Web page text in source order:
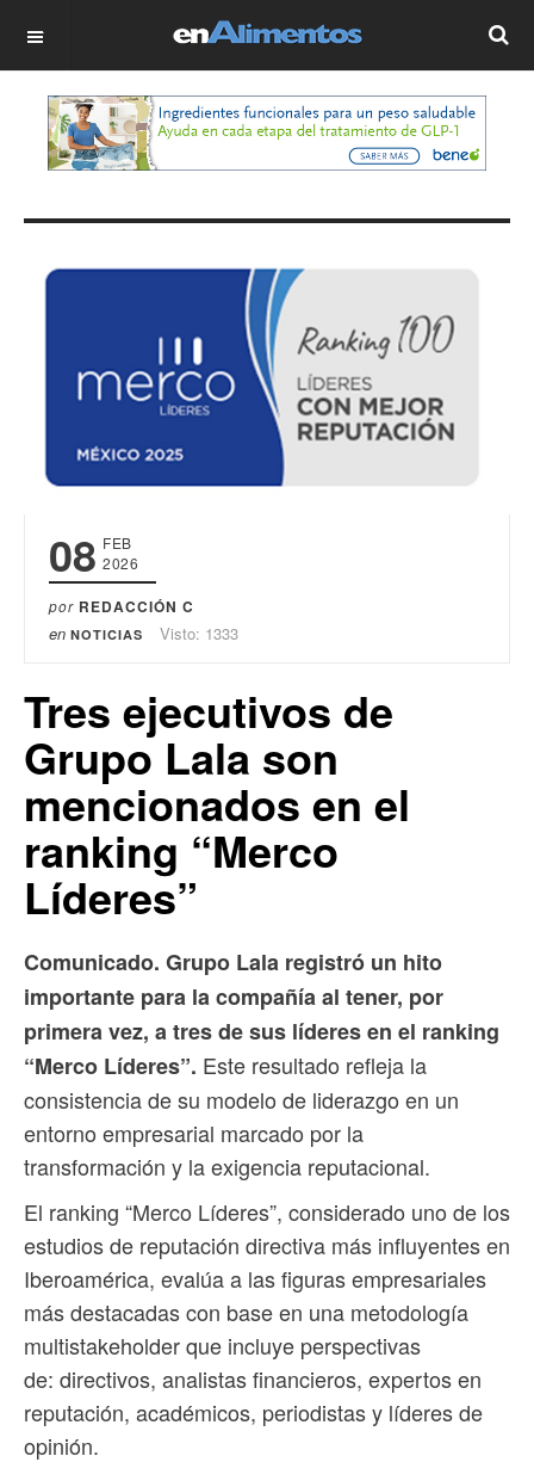
OFF CANVAS
08 FEB
2026
por REDACCIÓN C
en NOTICIAS Visto: 1333
Tres ejecutivos de
Grupo Lala son
mencionados en el
ranking “Merco
Líderes”
Comunicado. Grupo Lala registró un hito
importante para la compañía al tener, por
primera vez, a tres de sus líderes en el ranking
“Merco Líderes”. Este resultado refleja la
consistencia de su modelo de liderazgo en un
entorno empresarial marcado por la
transformación y la exigencia reputacional.
El ranking “Merco Líderes”, considerado uno de los
estudios de reputación directiva más influyentes en
Iberoamérica, evalúa a las figuras empresariales
más destacadas con base en una metodología
multistakeholder que incluye perspectivas
de: directivos, analistas financieros, expertos en
reputación, académicos, periodistas y líderes de
opinión.